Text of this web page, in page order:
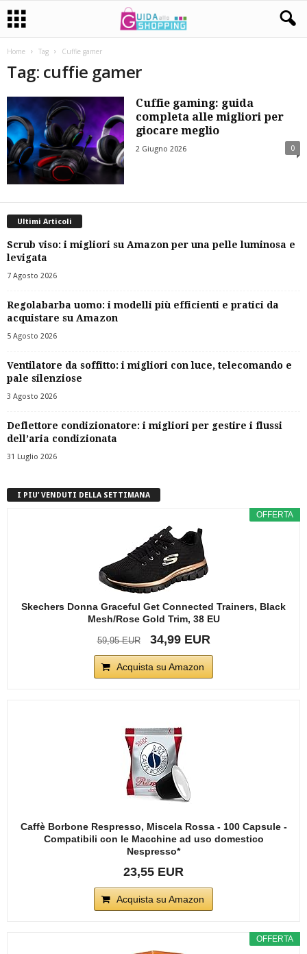
Home Tag Cuffie gamer
Tag: cuffie gamer
Cuffie gaming: guida
completa alle migliori per
giocare meglio
2 Giugno 2026 0
Ultimi Articoli
Scrub viso: i migliori su Amazon per una pelle luminosa e
levigata
7 Agosto 2026
Regolabarba uomo: i modelli più efficienti e pratici da
acquistare su Amazon
5 Agosto 2026
Ventilatore da soffitto: i migliori con luce, telecomando e
pale silenziose
3 Agosto 2026
Deflettore condizionatore: i migliori per gestire i flussi
dell’aria condizionata
31 Luglio 2026
I PIU’ VENDUTI DELLA SETTIMANA
OFFERTA
Skechers Donna Graceful Get Connected Trainers, Black
Mesh/Rose Gold Trim, 38 EU
59,95 EUR 34,99 EUR
Acquista su Amazon
Caffè Borbone Respresso, Miscela Rossa - 100 Capsule -
Compatibili con le Macchine ad uso domestico
Nespresso*
23,55 EUR
Acquista su Amazon
OFFERTA